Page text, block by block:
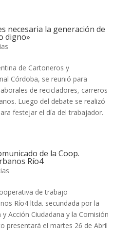
necesaria la generación de
digno»
de Cartoneros y
Córdoba, se reunió para
de recicladores, carreros
Luego del debate se realizó
festejar el día del trabajador.
de la Coop.
Río4
de trabajo
Río4 ltda. secundada por la
y Acción Ciudadana y la Comisión
presentará el martes 26 de Abril